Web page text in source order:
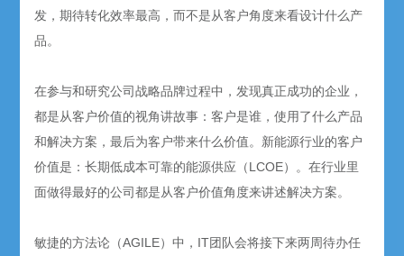
发，期待转化效率最高，而不是从客户角度来看设计什么产
品。
在参与和研究公司战略品牌过程中，发现真正成功的企业，
都是从客户价值的视角讲故事：客户是谁，使用了什么产品
和解决方案，最后为客户带来什么价值。新能源行业的客户
价值是：长期低成本可靠的能源供应（LCOE）。在行业里
面做得最好的公司都是从客户价值角度来讲述解决方案。
敏捷的方法论（AGILE）中，IT团队会将接下来两周待办任